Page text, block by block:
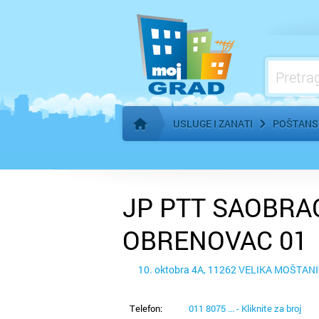
Početna stranica
USLUGE I ZANATI
Marketing
Meso, proizvodnja i prerada
Nekretnine - iznajmljivanje
JP PTT
OBRENOVAC 01
10. oktobra 4A, 11262 VELIKA
Telefon: 011 8075 ... - Kliknite za broj